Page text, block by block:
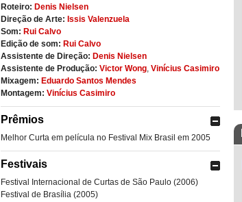
Roteiro: Denis Nielsen
Direção de Arte: Issis Valenzuela
Som: Rui Calvo
Edição de som: Rui Calvo
Assistente de Direção: Denis Nielsen
Assistente de Produção: Victor Wong, Vinícius Casimiro
Mixagem: Eduardo Santos Mendes
Montagem: Vinícius Casimiro
Prêmios
Melhor Curta em película no Festival Mix Brasil em 2005
Festivais
Festival Internacional de Curtas de São Paulo (2006)
Festival de Brasília (2005)